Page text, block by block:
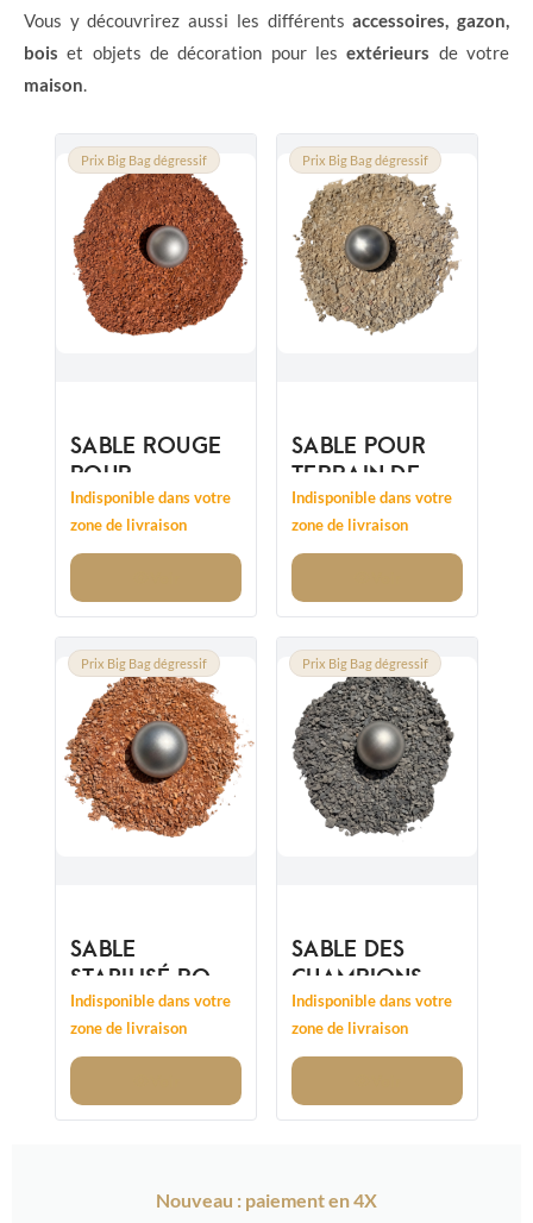
Vous y découvrirez aussi les différentsaccessoires, gazon,
bois et objets de décoration pour lesextérieurs de votre
maison
Prix Big Bag dégressif
SABLE ROUGE
POUR
BOULODROME
0/6MM
Indisponible dans votre
zone de livraison
Prix Big Bag dégressif
SABLE POUR
TERRAIN DE
PÉTANQUE
OCRE LE FANNY
Indisponible dans votre
zone de livraison
Prix Big Bag dégressif
SABLE
STABILISÉ ROSE
0/8MM
Indisponible dans votre
zone de livraison
Prix Big Bag dégressif
SABLE DES
CHAMPIONS
SPÉCIAL
PÉTANQUE
Indisponible dans votre
zone de livraison
Nouveau : paiement en 4X